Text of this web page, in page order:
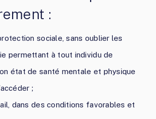
:
sociale, sans oublier les
permettant à tout individu de
état de santé mentale et physique
;
dans des conditions favorables et